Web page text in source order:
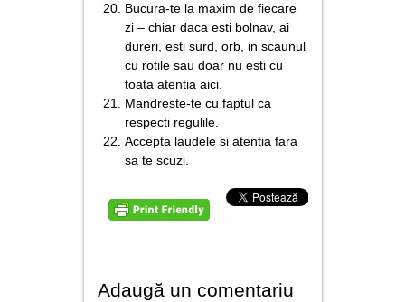
Bucura-te la maxim de fiecare
zi – chiar daca esti bolnav, ai
dureri, esti surd, orb, in scaunul
cu rotile sau doar nu esti cu
toata atentia aici.
Mandreste-te cu faptul ca
respecti regulile.
Accepta laudele si atentia fara
sa te scuzi.
Adaugă un comentariu